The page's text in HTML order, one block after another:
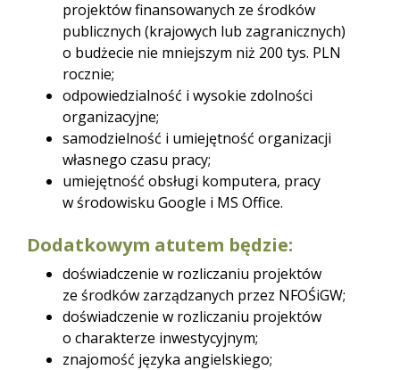
projektów finansowanych ze środków
publicznych (krajowych lub zagranicznych)
o budżecie nie mniejszym niż 200 tys. PLN
rocznie;
odpowiedzialność i wysokie zdolności
organizacyjne;
samodzielność i umiejętność organizacji
własnego czasu pracy;
umiejętność obsługi komputera, pracy
w środowisku Google i MS Office.
Dodatkowym atutem będzie:
doświadczenie w rozliczaniu projektów
ze środków zarządzanych przez NFOŚiGW;
doświadczenie w rozliczaniu projektów
o charakterze inwestycyjnym;
znajomość języka angielskiego;